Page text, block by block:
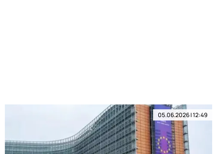
05.06.2026 | 12:49